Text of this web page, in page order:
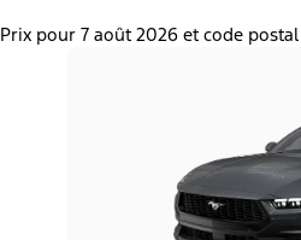
Prix pour 7 août 2026 et code postal